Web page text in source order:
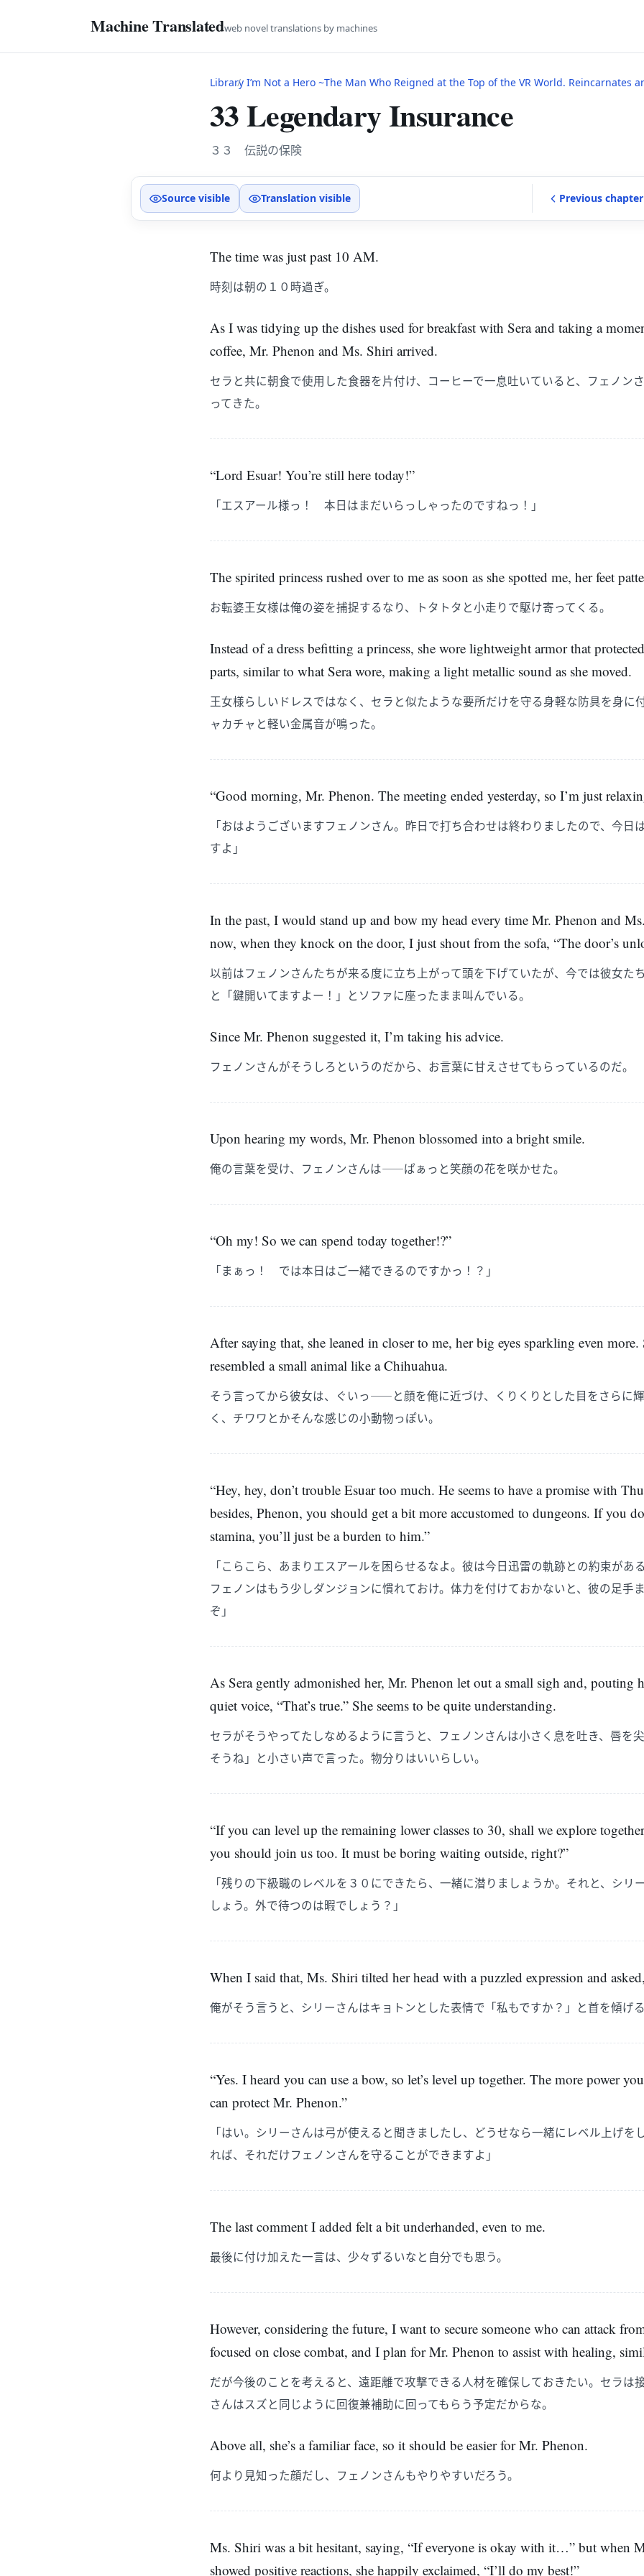
Machine Translatedweb novel translations by machines
Library I’m Not a Hero ~The Man Who Reigned at the Top of the VR World. Reincarnates and Restarts From
33 Legendary Insurance
３３ 伝説の保険
Source visible Translation visible Previous chapter
The time was just past 10 AM.
時刻は朝の１０時過ぎ。
As I was tidying up the dishes used for breakfast with Sera and taking a
coffee, Mr. Phenon and Ms. Shiri arrived.
セラと共に朝食で使用した食器を片付け、コーヒーで一息吐いていると、フェノン
ってきた。
“Lord Esuar! You’re still here today!”
「エスアール様っ！ 本日はまだいらっしゃったのですねっ！」
The spirited princess rushed over to me as soon as she spotted me, her feet
お転婆王女様は俺の姿を捕捉するなり、トタトタと小走りで駆け寄ってくる。
Instead of a dress befitting a princess, she wore lightweight armor that
parts, similar to what Sera wore, making a light metallic sound as she moved.
王女様らしいドレスではなく、セラと似たような要所だけを守る身軽な防具を身に
ャカチャと軽い金属音が鳴った。
“Good morning, Mr. Phenon. The meeting ended yesterday, so I’m just
「おはようございますフェノンさん。昨日で打ち合わせは終わりましたので、今日
すよ」
In the past, I would stand up and bow my head every time Mr. Phenon and
now, when they knock on the door, I just shout from the sofa, “The door’s
以前はフェノンさんたちが来る度に立ち上がって頭を下げていたが、今では彼女た
と「鍵開いてますよー！」とソファに座ったまま叫んでいる。
Since Mr. Phenon suggested it, I’m taking his advice.
フェノンさんがそうしろというのだから、お言葉に甘えさせてもらっているのだ。
Upon hearing my words, Mr. Phenon blossomed into a bright smile.
俺の言葉を受け、フェノンさんは――ぱぁっと笑顔の花を咲かせた。
“Oh my! So we can spend today together!?”
「まぁっ！ では本日はご一緒できるのですかっ！？」
After saying that, she leaned in closer to me, her big eyes sparkling even more.
resembled a small animal like a Chihuahua.
そう言ってから彼女は、ぐいっ――と顔を俺に近づけ、くりくりとした目をさらに
く、チワワとかそんな感じの小動物っぽい。
“Hey, hey, don’t trouble Esuar too much. He seems to have a promise with
besides, Phenon, you should get a bit more accustomed to dungeons. If you
stamina, you’ll just be a burden to him.”
「こらこら、あまりエスアールを困らせるなよ。彼は今日迅雷の軌跡との約束があ
フェノンはもう少しダンジョンに慣れておけ。体力を付けておかないと、彼の足手
ぞ」
As Sera gently admonished her, Mr. Phenon let out a small sigh and, pouting
quiet voice, “That’s true.” She seems to be quite understanding.
セラがそうやってたしなめるように言うと、フェノンさんは小さく息を吐き、唇を
そうね」と小さい声で言った。物分りはいいらしい。
“If you can level up the remaining lower classes to 30, shall we explore
you should join us too. It must be boring waiting outside, right?”
「残りの下級職のレベルを３０にできたら、一緒に潜りましょうか。それと、シリ
しょう。外で待つのは暇でしょう？」
When I said that, Ms. Shiri tilted her head with a puzzled expression and
俺がそう言うと、シリーさんはキョトンとした表情で「私もですか？」と首を傾げる
“Yes. I heard you can use a bow, so let’s level up together. The more power
can protect Mr. Phenon.”
「はい。シリーさんは弓が使えると聞きましたし、どうせなら一緒にレベル上げを
れば、それだけフェノンさんを守ることができますよ」
The last comment I added felt a bit underhanded, even to me.
最後に付け加えた一言は、少々ずるいなと自分でも思う。
However, considering the future, I want to secure someone who can attack
focused on close combat, and I plan for Mr. Phenon to assist with healing,
だが今後のことを考えると、遠距離で攻撃できる人材を確保しておきたい。セラは
さんはスズと同じように回復兼補助に回ってもらう予定だからな。
Above all, she’s a familiar face, so it should be easier for Mr. Phenon.
何より見知った顔だし、フェノンさんもやりやすいだろう。
Ms. Shiri was a bit hesitant, saying, “If everyone is okay with it…” but when
showed positive reactions, she happily exclaimed, “I’ll do my best!”